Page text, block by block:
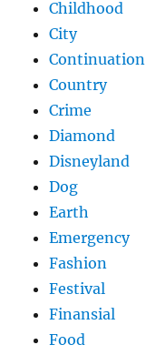
Childhood
City
Continuation
Country
Crime
Diamond
Disneyland
Dog
Earth
Emergency
Fashion
Festival
Finansial
Food